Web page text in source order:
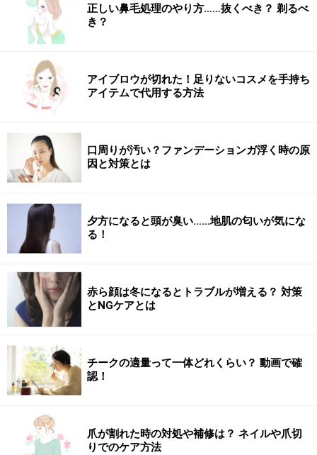
正しい鼻毛処理のやり方……抜くべき？ 剃るべ
き？
アイブロウが切れた！足りないコスメを手持ち
アイテムで代用する方法
口周りが汚い？ファンデーションガ浮く時の原
因と対策とは
夕方になると頭が臭い……地肌の匂いが気にな
る！
赤ら顔は冬になるとトラブルが増える？ 対策
とNGケアとは
チークの適量って一体どれくらい？ 動画で確
認！
爪が割れた時の対処や補修は？ ネイルや爪切
りでのケア方法